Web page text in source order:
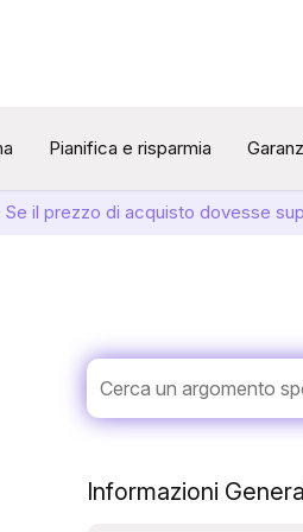
Pianifica e risparmia
Se il prezzo di acquisto dovesse
Informazioni